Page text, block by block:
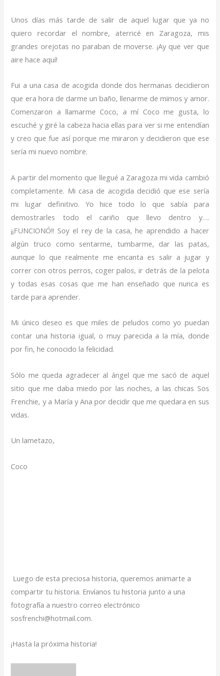
Unos días más tarde de salir de aquel lugar que ya no
quiero recordar el nombre, aterricé en Zaragoza, mis
grandes orejotas no paraban de moverse. ¡Ay que ver que
aire hace aquí!
Fui a una casa de acogida donde dos hermanas decidieron
que era hora de darme un baño, llenarme de mimos y amor.
Comenzaron a llamarme Coco, a mí Coco me gusta, lo
escuché y giré la cabeza hacia ellas para ver si me entendían
y creo que fue así porque me miraron y decidieron que ese
sería mi nuevo nombre.
A partir del momento que llegué a Zaragoza mi vida cambió
completamente. Mi casa de acogida decidió que ese sería
mi lugar definitivo. Yo hice todo lo que sabía para
demostrarles todo el cariño que llevo dentro y….
¡¡FUNCIONÓ!! Soy el rey de la casa, he aprendido a hacer
algún truco como sentarme, tumbarme, dar las patas,
aunque lo que realmente me encanta es salir a jugar y
correr con otros perros, coger palos, ir detrás de la pelota
y todas esas cosas que me han enseñado que nunca es
tarde para aprender.
Mi único deseo es que miles de peludos como yo puedan
contar una historia igual, o muy parecida a la mía, donde
por fin, he conocido la felicidad.
Sólo me queda agradecer al ángel que me sacó de aquel
sitio que me daba miedo por las noches, a las chicas Sos
Frenchie, y a María y Ana por decidir que me quedara en sus
vidas.
Un lametazo,
Coco
Luego de esta preciosa historia, queremos animarte a
compartir tu historia. Envíanos tu historia junto a una
fotografía a nuestro correo electrónico
sosfrenchi@hotmail.com.
¡Hasta la próxima historia!